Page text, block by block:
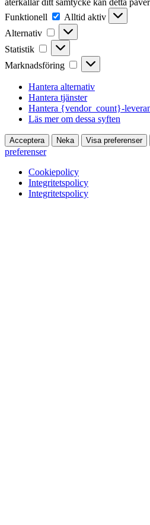
återkallar ditt samtycke kan detta
Funktionell
Funktionell
Alltid aktiv
Alternativ
Alternativ
Statistik Statistik
Marknadsföring Marknadsföring
Hantera alternativ
Hantera tjänster
Hantera {vendor_count}-
Läs mer om dessa syften
Acceptera Neka Visa preferenser
preferenser
Cookiepolicy
Integritetspolicy
Integritetspolicy